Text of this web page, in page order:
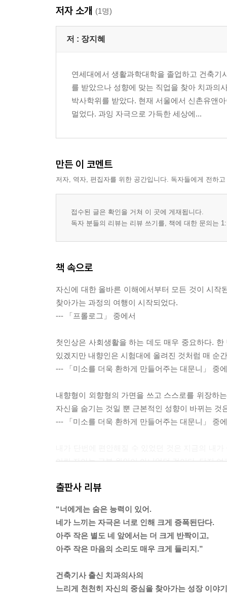
- 마음을 전하는 소통
- 암기의 의미
- 변화를 거부하는 유착치
우직한 고목나무 같은 첫번째 큰어금니
- 경로 이탈의 즐거움?
- 숨 고르기
- 나다울 수 있는 직업
첫사랑의 아픔을 간직한 기구한 운명의 사랑니
- 다름을 인정한다는 것
에필로그
저자 소개 (1명)
저 : 장지혜
연세대에서 생활과학대학을 졸업하고 건축
를 받았으나 성향에 맞는 직업을 찾아 치과의
박사학위를 받았다. 현재 서울에서 신촌유앤
멀었다. 과잉 자극으로 가득한 세상에...
만든 이 코멘트
저자, 역자, 편집자를 위한 공간입니다. 독자들에게 전하
접수된 글은 확인을 거쳐 이 곳에 게재됩니다.
독자 분들의 리뷰는 리뷰 쓰기를, 책에 대한 문의는
책 속으로
자신에 대한 올바른 이해에서부터 모든 것이 시
찾아가는 과정의 여행이 시작되었다.
--- 「프롤로그」 중에서
첫인상은 사회생활을 하는 데도 매우 중요하다.
있겠지만 내향인은 시험대에 올려진 것처럼 매 순
--- 「미소를 더욱 환하게 만들어주는 대문니」 중
내향형이 외향형의 가면을 쓰고 스스로를 위장하
자신을 숨기는 것일 뿐 근본적인 성향이 바뀌는
--- 「미소를 더욱 환하게 만들어주는 대문니」 중
어린 자아는 근본 원인이 아니었던 것이다. 단지
--- 「매력적인 조력자 가쪽 앞니」 중에서
그렇게 내향인의 에너지 방향은 내부로 향한다.
과의 상호작용에 많은 에너지를 쏟아붓지 않는다.
어도 할일이 너무 많아 외로움을 느낄 새가 없다.
--- 「치아의 보디가드 송곳니」 중에서
성장한다는 것은 날마다 자신이 스스로 만든 성을
하는 감옥일 수도 있다. 열심히 깨부수다보면 바
출판사 리뷰
“너에게는 숨은 능력이 있어.
네가 느끼는 자극은 너로 인해 크게 증폭된단다.
아주 작은 별도 네 앞에서는 더 크게 반짝이고,
아주 작은 마음의 소리도 매우 크게 들리지.”
건축기사 출신 치과의사의
느리게 천천히 자신의 중심을 찾아가는 성장 이야기